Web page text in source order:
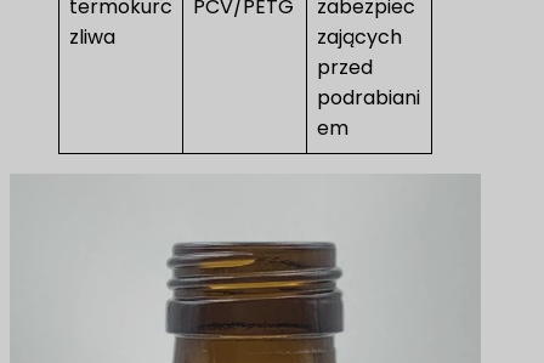
termokurc
zliwa
PCV/PETG
zabezpiec
zających
przed
podrabiani
em